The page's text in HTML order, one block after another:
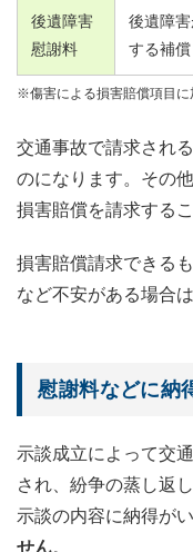
後遺障害
慰謝料
後遺障
する補償
※傷害による損害賠償項目に
交通事故で請求され
のになります。その
損害賠償を請求する
損害賠償請求できる
など不安がある場合
慰謝料などに納
示談成立によって交
され、紛争の蒸し返
示談の内容に納得が
せん。